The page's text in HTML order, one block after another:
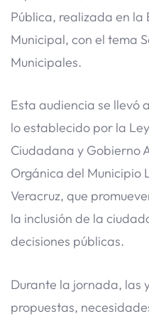
Pública, realizada en
Municipal, con el tema
Municipales.
Esta audiencia se llevó
lo establecido por la
Ciudadana y Gobierno
Orgánica del Municipio
Veracruz, que
la inclusión de la
decisiones públicas.
Durante la jornada, las
propuestas,